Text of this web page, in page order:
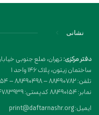
نشانی
دفتر مرکزی:تهران، ضلع جنوبی
ساختمان زیتون، پلاک 146 واحد 1
تلفن: 88490782 – 88490498 – 88490154
نمابر: 88490154 کدپستی: 1584783939
ایمیل: print@daftarnashr.org